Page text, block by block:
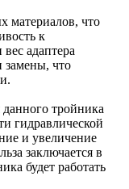
материалов, что
к
адаптера
замены, что
тройника
гидравлической
и увеличение
заключается в
будет работать